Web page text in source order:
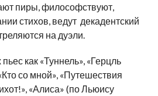
пиры, философствуют,
стихов, ведут декадентский
на дуэли.
как «Туннель», «Герцль
со мной», «Путешествия
«Алиса» (по Льюису